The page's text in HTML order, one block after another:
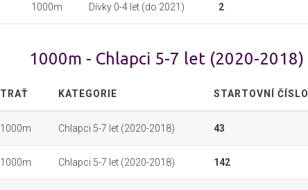
1000m Dívky 0-4 let (do 2021) 2
1000m - Chlapci 5-7 let (2020-2018)
TRAŤ KATEGORIE STARTOVNÍ ČÍSLO
1000m Chlapci 5-7 let (2020-2018) 43
1000m Chlapci 5-7 let (2020-2018) 142